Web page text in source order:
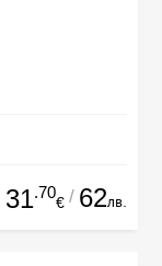
31.70
€ / 62лв.